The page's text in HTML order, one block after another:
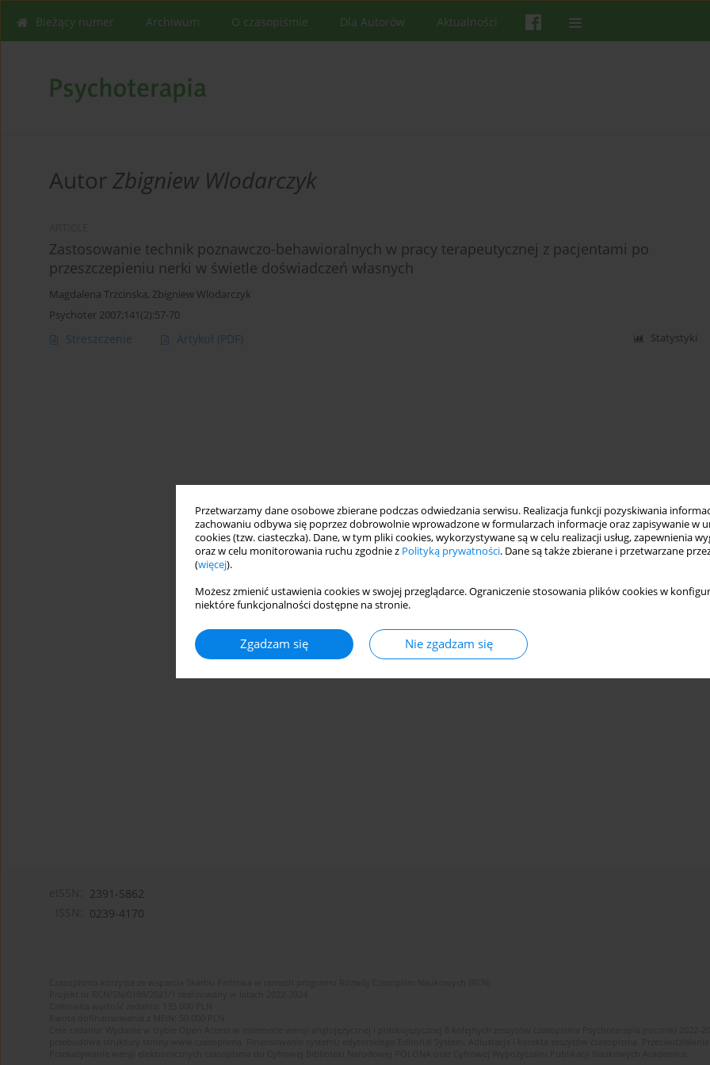
Przetwarzamy dane osobowe zbierane podczas odwiedzania serwisu. Realizacja funkcji pozyskiwania
zachowaniu odbywa się poprzez dobrowolnie wprowadzone w formularzach informacje oraz zapisywanie w
cookies (tzw. ciasteczka). Dane, w tym pliki cookies, wykorzystywane są w celu realizacji usług, zapewnienia
oraz w celu monitorowania ruchu zgodnie z Polityką prywatności. Dane są także zbierane i przetwarzane
(więcej).
Możesz zmienić ustawienia cookies w swojej przeglądarce. Ograniczenie stosowania plików cookies w
niektóre funkcjonalności dostępne na stronie.
Zgadzam się Nie zgadzam się
Bieżący numer Archiwum O czasopiśmie Dla Autorów Aktualności
AutorZbigniew Wlodarczyk
Zastosowanie technik poznawczo-behawioralnych w pracy terapeutycznej z pacjentami po
przeszczepieniu nerki w świetle doświadczeń własnych
Magdalena Trzcinska, Zbigniew Wlodarczyk
Psychoter 2007;141(2):57-70
Streszczenie Artykuł (PDF) Statystyki
2391-5862
0239-4170